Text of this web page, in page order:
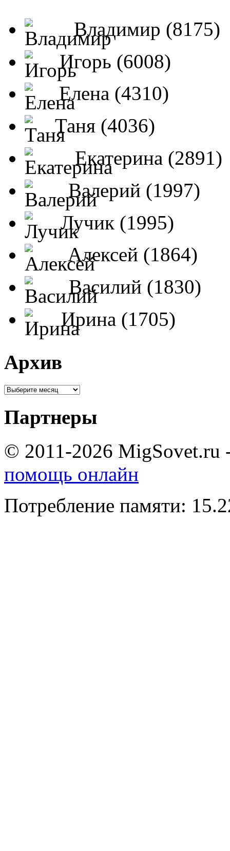
Владимир (8175)
Игорь (6008)
Елена (4310)
Таня (4036)
Екатерина (2891)
Валерий (1997)
Лучик (1995)
Алексей (1864)
Василий (1830)
Ирина (1705)
Архив
Партнеры
© 2011-2026 MigSovet.ru
помощь онлайн
Потребление памяти: